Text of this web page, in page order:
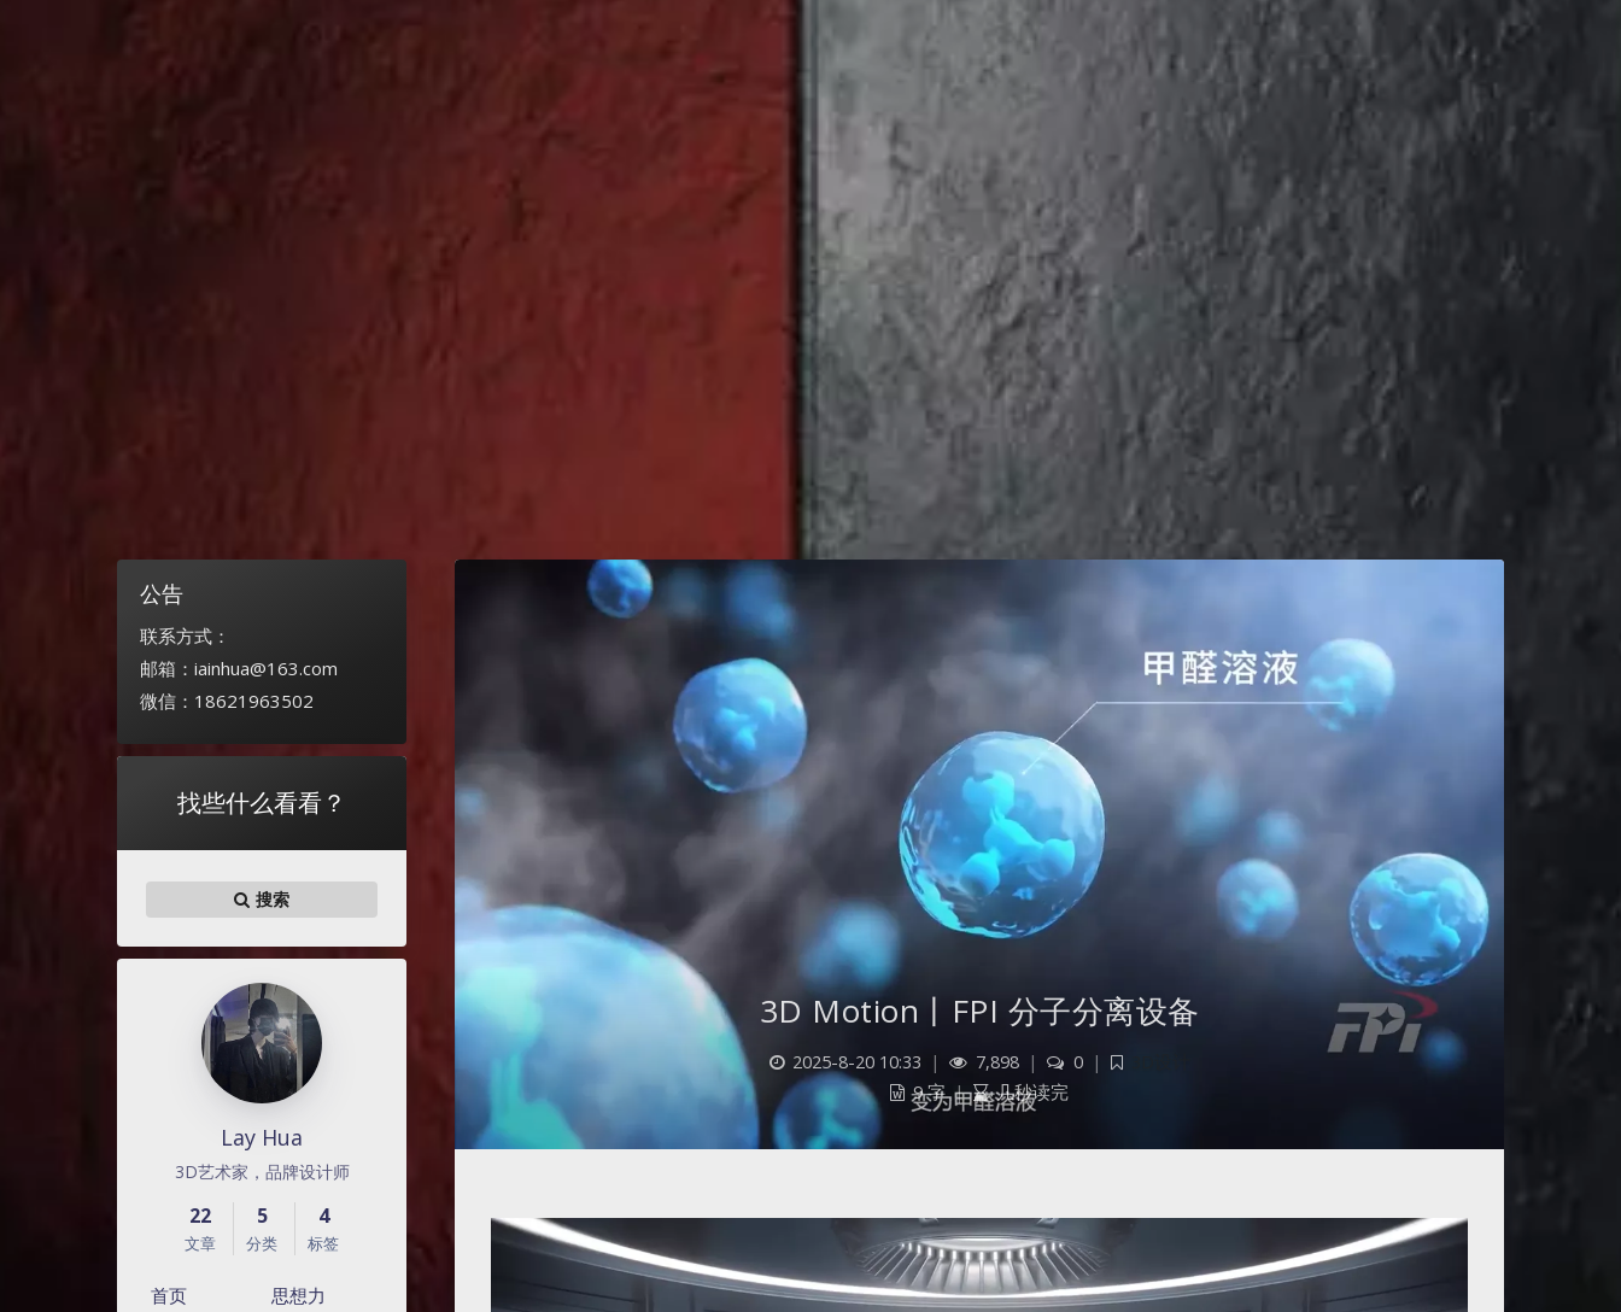
公告
联系方式：
邮箱：iainhua@163.com
微信：18621963502
找些什么看看？
搜索
Lay Hua
3D艺术家，品牌设计师
22
文章
5
分类
4
标签
首页
思想力
3D Motion丨FPI 分子分离设备
2025-8-20 10:33 | 7,898 | 0 |
9 字 | 几秒读完